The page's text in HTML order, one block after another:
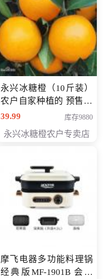
永兴冰糖橙（10斤装）
农户自家种植的 预售10
万斤 会员包邮专享价
39.99 库存9880
永兴冰糖橙农户专卖店
摩飞电器多功能料理锅
经典版MF-1901B 会员